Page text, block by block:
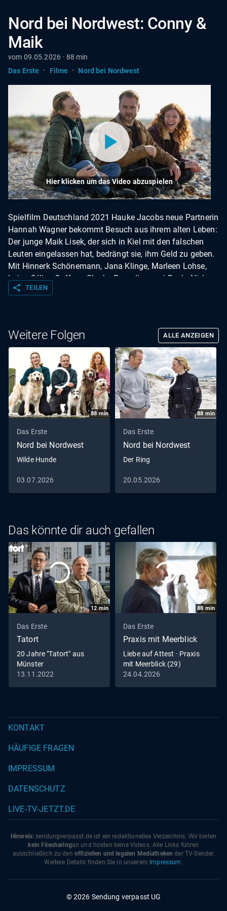
Nord bei Nordwest: Conny &
Maik
vom 09.05.2026 · 88 min
Das Erste
· Filme · Nord bei Nordwest
Hier klicken um das Video abzuspielen
Spielfilm Deutschland 2021 Hauke Jacobs neue Partnerin
Hannah Wagner bekommt Besuch aus ihrem alten Leben:
Der junge Maik Lisek, der sich in Kiel mit den falschen
Leuten eingelassen hat, bedrängt sie, ihm Geld zu geben.
Mit Hinnerk Schönemann, Jana Klinge, Marleen Lohse,
Luisa-Céline Gaffron, Slavko Popadic u. a. | Buch: Niels
Holle I Regie: Nina Wolfrum
share TEILEN
Weitere Folgen ALLE ANZEIGEN
88min
Das Erste
Nord bei Nordwest
Wilde Hunde
03.07.2026
88 min
Das Erste
Nord bei Nordwest
Der Ring
20.05.2026
Das könnte dir auch gefallen
12min
Das Erste
Tatort
20 Jahre "Tatort" aus
Münster
13.11.2022
88 min
Das Erste
Praxis mit Meerblick
Liebe auf Attest · Praxis
mit Meerblick (29)
24.04.2026
KONTAKT
HÄUFIGE FRAGEN
IMPRESSUM
DATENSCHUTZ
LIVE-TV-JETZT.DE
Hinweis: sendungverpasst.de ist ein redaktionelles Verzeichnis. Wir bieten
kein Filesharingan und hosten keine Videos. Alle Links führen
ausschließlich zu den offiziellen und legalen Mediatheken der TV-Sender.
Weitere Details finden Sie in unserem Impressum.
© 2026 Sendung verpasst UG